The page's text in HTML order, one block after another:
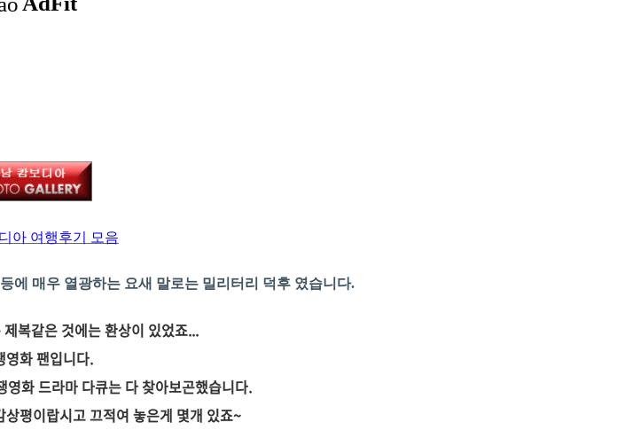
아 여행후기 모음
에 매우 열광하는 요새 말로는 밀리터리 덕후 였습니다.
복같은 것에는 환상이 있었죠...
영화 팬입니다.
화 드라마 다큐는 다 찾아보곤했습니다.
평이랍시고 끄적여 놓은게 몇개 있죠~